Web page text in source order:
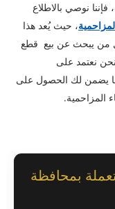
نوصي بالاطلاع
، حيث يُعد هذا
من يبحث عن بيع قطع
نحن نعتمد على
يضمن لك الحصول على
المزاحمية.
بمحافظة